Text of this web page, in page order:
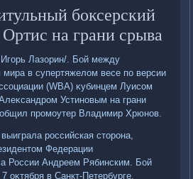
боксерский
на грани срыва
Лазорин/. Бой между
в супертяжелοм весе по версии
(WBA) κубинцем Луисом
Устиновым на грани
промоутер Владимир Хрюнов.
российская стοрона,
Федерации
России Андреем Рябинским. Бой
оκтября в Санкт-Петербурге.